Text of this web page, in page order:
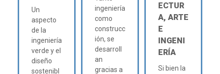
Un
aspecto
de la
ingeniería
verde y el
diseño
sostenibl
ingeniería
como
construcc
ión, se
desarroll
an
gracias a
ECTUR
A, ARTE
E
INGENI
ERÍA
Si bien la